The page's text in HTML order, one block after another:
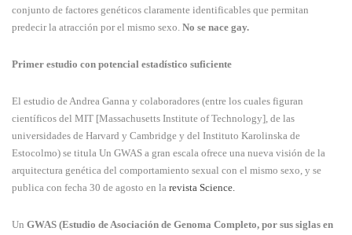
conjunto de factores genéticos claramente identificables que permitan
predecir la atracción por el mismo sexo. No se nace gay.
Primer estudio con potencial estadístico suficiente
El estudio de Andrea Ganna y colaboradores (entre los cuales figuran
científicos del MIT [Massachusetts Institute of Technology], de las
universidades de Harvard y Cambridge y del Instituto Karolinska de
Estocolmo) se titula Un GWAS a gran escala ofrece una nueva visión de la
arquitectura genética del comportamiento sexual con el mismo sexo, y se
publica con fecha 30 de agosto en la revista Science.
Un GWAS (Estudio de Asociación de Genoma Completo, por sus siglas en